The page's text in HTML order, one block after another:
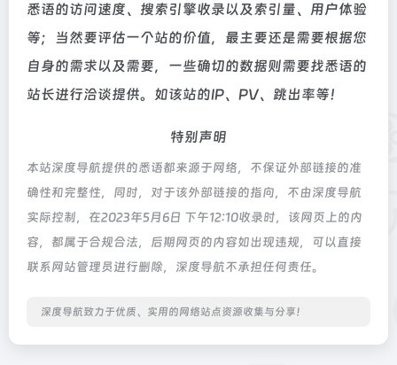
悉语的访问速度、搜索引擎收录以及索引量、用户体验
等；当然要评估一个站的价值，最主要还是需要根据您
自身的需求以及需要，一些确切的数据则需要找悉语的
站长进行洽谈提供。如该站的IP、PV、跳出率等！
特别声明
本站深度导航提供的悉语都来源于网络，不保证外部链接的准
确性和完整性，同时，对于该外部链接的指向，不由深度导航
实际控制，在2023年5月6日 下午12:10收录时，该网页上的内
容，都属于合规合法，后期网页的内容如出现违规，可以直接
联系网站管理员进行删除，深度导航不承担任何责任。
深度导航致力于优质、实用的网络站点资源收集与分享！